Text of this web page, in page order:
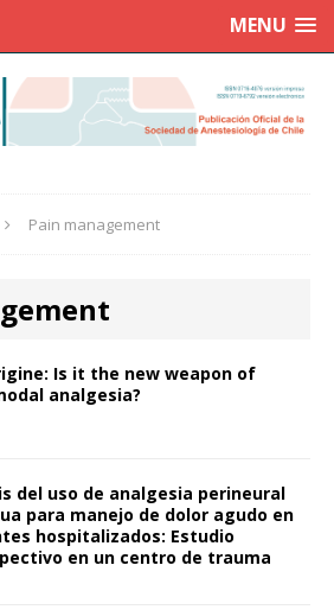
MENU
Pain management
Is it the new weapon of
analgesia?
del uso de analgesia perineural
para manejo de dolor agudo en
hospitalizados: Estudio
en un centro de trauma